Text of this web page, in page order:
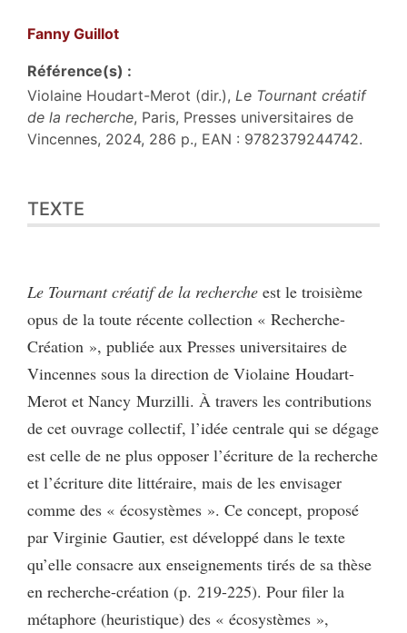
Fanny Guillot
Référence(s) :
Violaine Houdart-Merot (dir.), Le Tournant créatif
de la recherche, Paris, Presses universitaires de
Vincennes, 2024, 286 p., EAN : 9782379244742.
Bibliographie
Citer cet article
TEXTE
Le Tournant créatif de la recherche est le troisième
opus de la toute récente collection « Recherche-
Création », publiée aux Presses universitaires de
Vincennes sous la direction de Violaine Houdart-
Merot et Nancy Murzilli. À travers les contributions
de cet ouvrage collectif, l’idée centrale qui se dégage
est celle de ne plus opposer l’écriture de la recherche
et l’écriture dite littéraire, mais de les envisager
comme des « écosystèmes ». Ce concept, proposé
par Virginie Gautier, est développé dans le texte
qu’elle consacre aux enseignements tirés de sa thèse
en recherche-création (p. 219-225). Pour filer la
métaphore (heuristique) des « écosystèmes »,